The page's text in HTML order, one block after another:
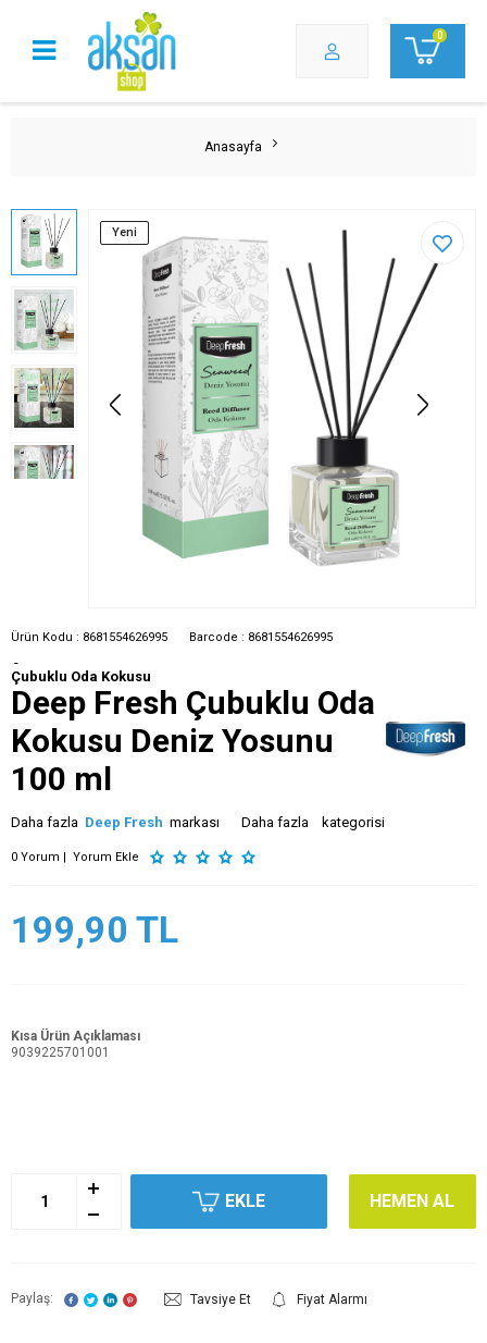
0
Anasayfa
Yeni
Ürün Kodu : 8681554626995 Barcode : 8681554626995
-
Çubuklu Oda Kokusu
Deep Fresh Çubuklu Oda
Kokusu Deniz Yosunu
100 ml
Daha fazla Deep Fresh markası Daha fazla kategorisi
0 Yorum | Yorum Ekle
199,90 TL
Kısa Ürün Açıklaması
9039225701001
EKLE HEMEN AL
Paylaş: Tavsiye Et Fiyat Alarmı